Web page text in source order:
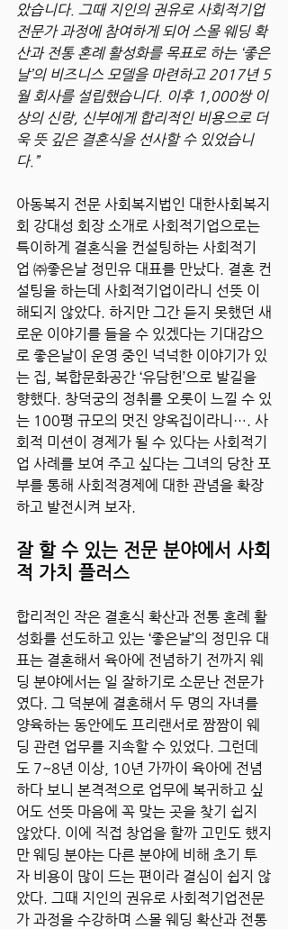
았습니다. 그때 지인의 권유로 사회적기업
전문가 과정에 참여하게 되어 스몰 웨딩 확
산과 전통 혼례 활성화를 목표로 하는 ‘좋은
날’의 비즈니스 모델을 마련하고 2017년 5
월 회사를 설립했습니다. 이후 1,000쌍 이
상의 신랑, 신부에게 합리적인 비용으로 더
욱 뜻 깊은 결혼식을 선사할 수 있었습니
다.”
아동복지 전문 사회복지법인 대한사회복지
회 강대성 회장 소개로 사회적기업으로는
특이하게 결혼식을 컨설팅하는 사회적기
업 ㈜좋은날 정민유 대표를 만났다. 결혼 컨
설팅을 하는데 사회적기업이라니 선뜻 이
해되지 않았다. 하지만 그간 듣지 못했던 새
로운 이야기를 들을 수 있겠다는 기대감으
로 좋은날이 운영 중인 넉넉한 이야기가 있
는 집, 복합문화공간 ‘유담헌’으로 발길을
향했다. 창덕궁의 정취를 오롯이 느낄 수 있
는 100평 규모의 멋진 양옥집이라니…. 사
회적 미션이 경제가 될 수 있다는 사회적기
업 사례를 보여 주고 싶다는 그녀의 당찬 포
부를 통해 사회적경제에 대한 관념을 확장
하고 발전시켜 보자.
잘 할 수 있는 전문 분야에서 사회
적 가치 플러스
합리적인 작은 결혼식 확산과 전통 혼례 활
성화를 선도하고 있는 ‘좋은날’의 정민유 대
표는 결혼해서 육아에 전념하기 전까지 웨
딩 분야에서는 일 잘하기로 소문난 전문가
였다. 그 덕분에 결혼해서 두 명의 자녀를
양육하는 동안에도 프리랜서로 짬짬이 웨
딩 관련 업무를 지속할 수 있었다. 그런데
도 7~8년 이상, 10년 가까이 육아에 전념
하다 보니 본격적으로 업무에 복귀하고 싶
어도 선뜻 마음에 꼭 맞는 곳을 찾기 쉽지
않았다. 이에 직접 창업을 할까 고민도 했지
만 웨딩 분야는 다른 분야에 비해 초기 투
자 비용이 많이 드는 편이라 결심이 쉽지 않
았다. 그때 지인의 권유로 사회적기업전문
가 과정을 수강하며 스몰 웨딩 확산과 전통